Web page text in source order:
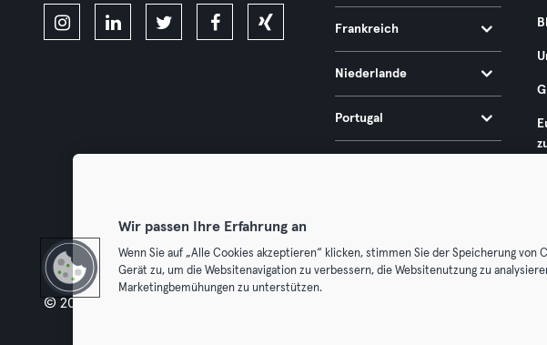
Frankreich
Niederlande
Portugal
© 2026 Urban Sports Group GmbH. All rights reserved.
Wir passen Ihre Erfahrung an
Wenn Sie auf „Alle Cookies akzeptieren“ klicken, stimmen Sie der Speicherung von
Gerät zu, um die Websitenavigation zu verbessern, die Websitenutzung zu
Marketingbemühungen zu unterstützen.